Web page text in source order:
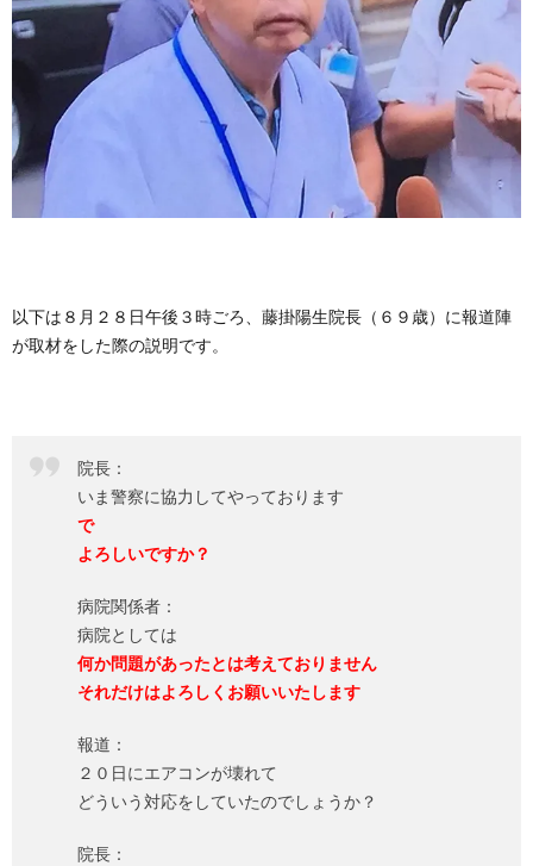
以下は８月２８日午後３時ごろ、藤掛陽生院長（６９歳）に報道陣
が取材をした際の説明です。
院長：
いま警察に協力してやっております
で
よろしいですか？
病院関係者：
病院としては
何か問題があったとは考えておりません
それだけはよろしくお願いいたします
報道：
２０日にエアコンが壊れて
どういう対応をしていたのでしょうか？
院長：